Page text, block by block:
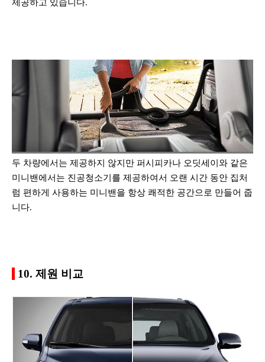
제공하고 있습니다.
두 차량에서는 제공하지 않지만 퍼시피카나 오딧세이와 같은
미니밴에서는 진공청소기를 제공하여서 오랜 시간 동안 집처
럼 편하게 사용하는 미니밴을 항상 쾌적한 공간으로 만들어 줍
니다.
10. 제원 비교